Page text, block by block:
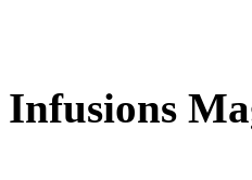
Infusions